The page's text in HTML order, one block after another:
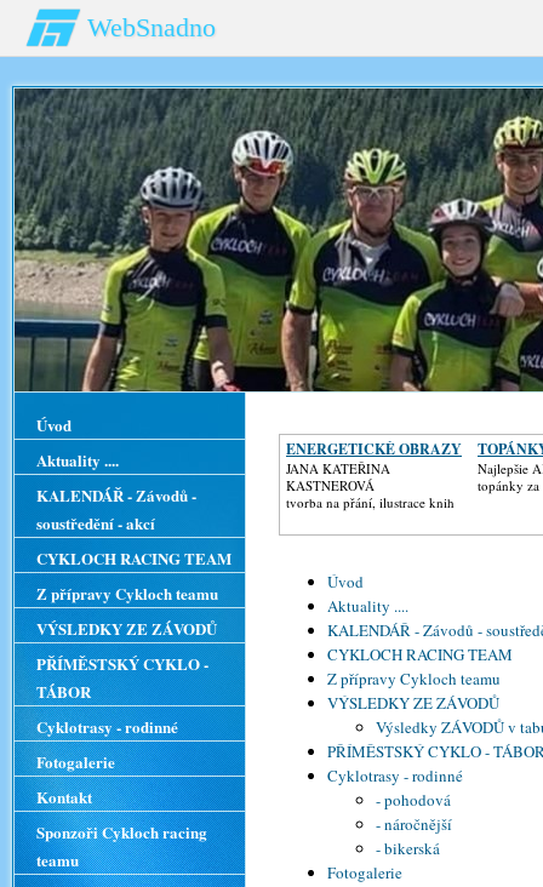
WebSnadno
ENERGETICKÉ OBRAZY
JANA KATEŘINA
KASTNEROVÁ
tvorba na přání, ilustrace knih
Najlepšie
topánky za
Úvod
Aktuality ....
KALENDÁŘ - Závodů -
CYKLOCH RACING TEAM
Z přípravy Cykloch teamu
VÝSLEDKY ZE ZÁVODŮ
Výsledky ZÁVODŮ v
PŘÍMĚSTSKÝ CYKLO -
Cyklotrasy - rodinné
- pohodová
- náročnější
- bikerská
Fotogalerie
Úvod
Aktuality ....
KALENDÁŘ - Závodů -
soustředění - akcí
CYKLOCH RACING TEAM
Z přípravy Cykloch teamu
VÝSLEDKY ZE ZÁVODŮ
PŘÍMĚSTSKÝ CYKLO -
TÁBOR
Cyklotrasy - rodinné
Fotogalerie
Kontakt
Sponzoři Cykloch racing
teamu